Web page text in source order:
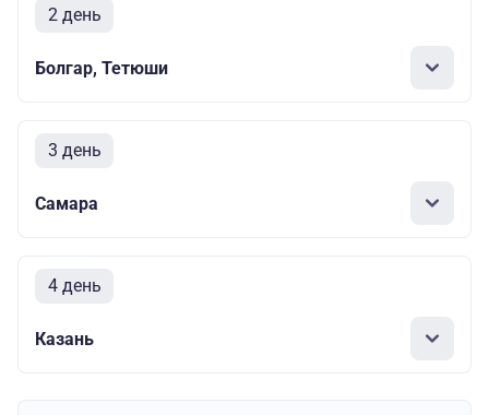
2 день
Болгар, Тетюши
3 день
Самара
4 день
Казань